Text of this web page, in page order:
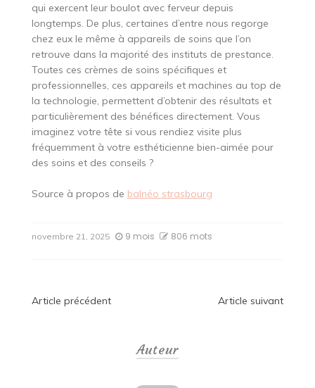
qui exercent leur boulot avec ferveur depuis
longtemps. De plus, certaines d’entre nous regorge
chez eux le même à appareils de soins que l’on
retrouve dans la majorité des instituts de prestance.
Toutes ces crèmes de soins spécifiques et
professionnelles, ces appareils et machines au top de
la technologie, permettent d’obtenir des résultats et
particulièrement des bénéfices directement. Vous
imaginez votre tête si vous rendiez visite plus
fréquemment à votre esthéticienne bien-aimée pour
des soins et des conseils ?
Source à propos de balnéo strasbourg
novembre 21, 2025 9 mois 806 mots
Navigation
Article précédent Article suivant
Auteur